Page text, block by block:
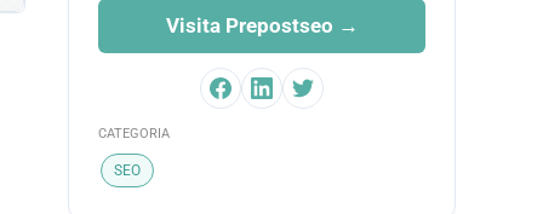
Visita Prepostseo →
CATEGORIA
SEO